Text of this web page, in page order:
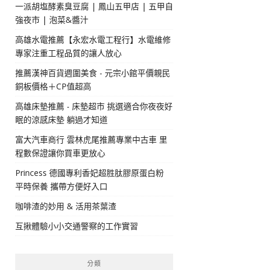
一派胡塩酵素臭豆腐 | 鳳山五甲店 | 五甲自
強夜市 | 泡菜&醬汁
高雄水電推薦【永宏水電工程行】水電維修
專家注重工程品質的讓人放心
推薦漢神百貨週圍美食 - 元宗小館平價親民
銅板價格＋CP值超高
高雄床墊推薦 - 床墊超市 挑選適合你夜夜好
眠的涼感床墊 躺過才知道
富大汽車商行 雲林虎尾推薦專業中古車 里
程數保證讓你買車更放心
Princess 德國專利香妃超胜肽膠原蛋白粉
平時保養 攜帶方便好入口
咖啡渣的妙用 & 活用茶葉渣
互揪體驗小小交通警察的工作實習
分類